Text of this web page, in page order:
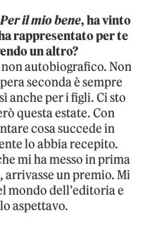
Per il mio bene, ha vinto
rappresentato per te
un altro?
autobiografico. Non
seconda è sempre
anche per i figli. Ci sto
questa estate. Con
cosa succede in
lo abbia recepito.
mi ha messo in prima
arrivasse un premio. Mi
mondo dell’editoria e
aspettavo.